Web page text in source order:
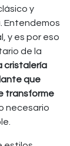
y
Entendemos
y es por eso
de la
cristalería
que
transforme
necesario